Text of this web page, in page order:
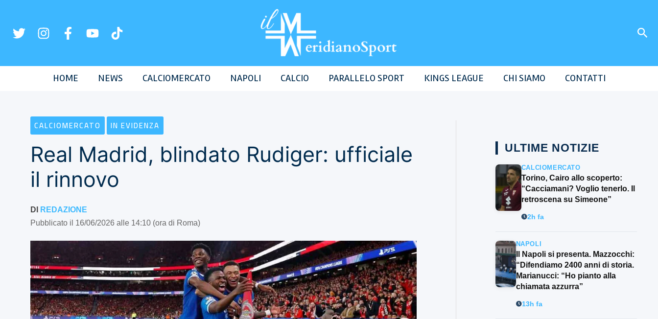
contenuto
HOME NEWS CALCIOMERCATO NAPOLI CALCIO PARALLELO SPORT KINGS LEAGUE CHI SIAMO CONTATTI
CALCIOMERCATO IN EVIDENZA
Real Madrid, blindato Rudiger: ufficiale
il rinnovo
DI
REDAZIONE
Pubblicato il 16/06/2026 alle 14:10 (ora di Roma)
ULTIME NOTIZIE
CALCIOMERCATO
Torino, Cairo allo scoperto:
“Cacciamani? Voglio tenerlo. Il
retroscena su Simeone”
2h fa
NAPOLI
Il Napoli si presenta. Mazzocchi:
“Difendiamo 2400 anni di storia.
Marianucci: “Ho pianto alla
chiamata azzurra”
13h fa